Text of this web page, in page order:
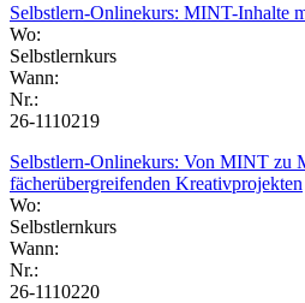
Selbstlern-Onlinekurs: MINT-Inhalte
Wo:
Selbstlernkurs
Wann:
Nr.:
26-1110219
Selbstlern-Onlinekurs: Von MINT zu
fächerübergreifenden Kreativprojekten
Wo:
Selbstlernkurs
Wann:
Nr.:
26-1110220